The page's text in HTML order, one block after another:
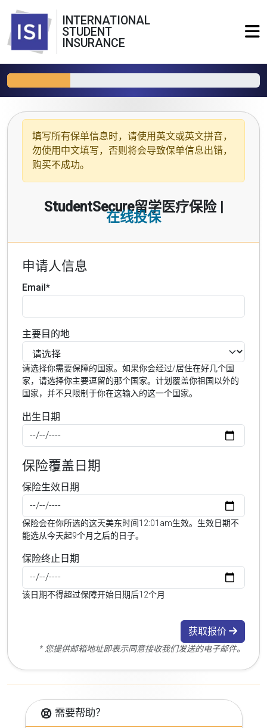
INTERNATIONAL
STUDENT
INSURANCE
填写所有保单信息时，请使用 英文或英文拼音，
勿使用中文填写，否则将会导致保单信息出错，
购买不成功。
StudentSecure留学医疗保险 |
在线投保
申请人信息
Email*
主要目的地
请选择你需要保障的国家。如果你会经过/居住在好几个国
家，请选择你主要逗留的那个国家。计划覆盖你祖国以外的
国家，并不只限制于你在这输入的这一个国家。
出生日期
保险覆盖日期
保险生效日期
保险会在你所选的这天美东时间12:01am生效。生效日期不
能选从今天起9个月之后的日子。
保险终止日期
该日期不得超过保障开始日期后12个月
获取报价
* 您提供邮箱地址即表示同意接收我们发送的电子邮件。
需要帮助？